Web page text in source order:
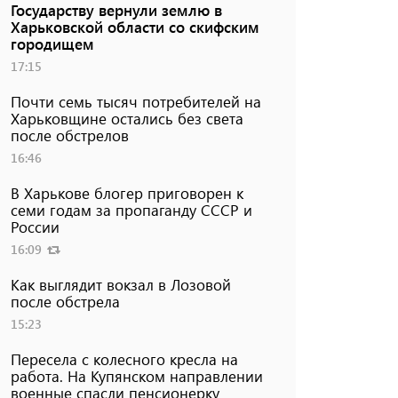
Государству вернули землю в
Харьковской области со скифским
городищем
17:15
Почти семь тысяч потребителей на
Харьковщине остались без света
после обстрелов
16:46
В Харькове блогер приговорен к
семи годам за пропаганду СССР и
России
16:09
Как выглядит вокзал в Лозовой
после обстрела
15:23
Пересела с колесного кресла на
работа. На Купянском направлении
военные спасли пенсионерку